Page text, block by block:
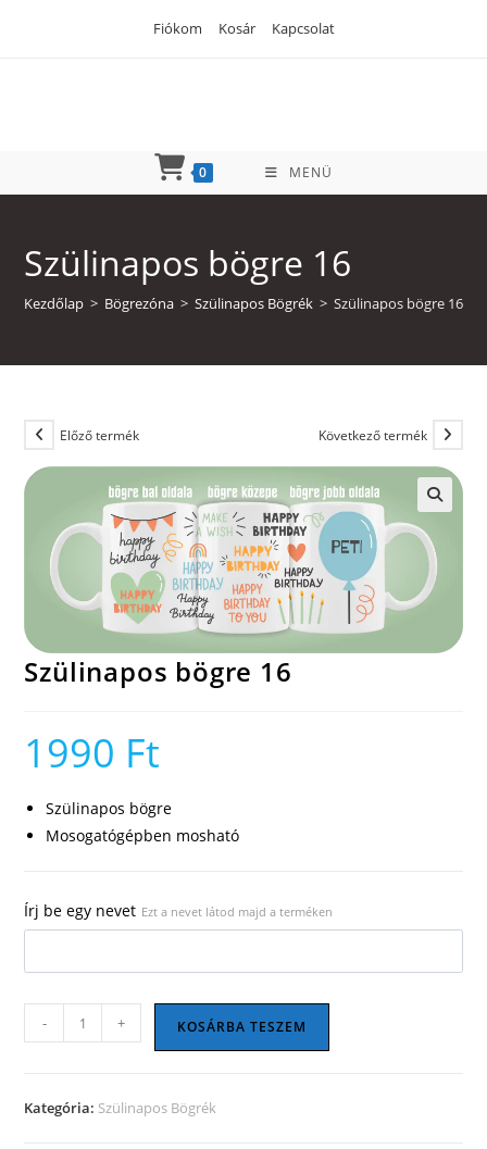
Fiókom Kosár Kapcsolat
0 MENÜ
Szülinapos bögre 16
Kezdőlap > Bögrezóna > Szülinapos Bögrék > Szülinapos bögre 16
Előző termék Következő termék
Szülinapos bögre 16
1990 Ft
Szülinapos bögre
Mosogatógépben mosható
Írj be egy nevet Ezt a nevet látod majd a terméken
Szülinapos
bögre
mennyiség
- + KOSÁRBA TESZEM
Kategória: Szülinapos Bögrék